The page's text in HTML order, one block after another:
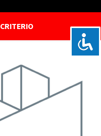
CRITERIO